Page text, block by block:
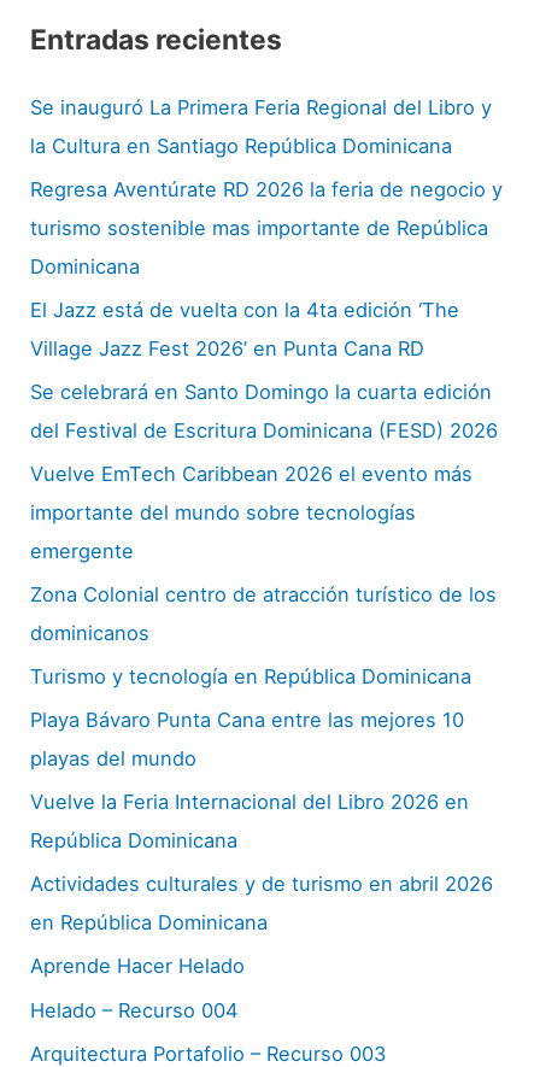
Entradas recientes
Se inauguró La Primera Feria Regional del Libro y
la Cultura en Santiago República Dominicana
Regresa Aventúrate RD 2026 la feria de negocio y
turismo sostenible mas importante de República
Dominicana
El Jazz está de vuelta con la 4ta edición ‘The
Village Jazz Fest 2026’ en Punta Cana RD
Se celebrará en Santo Domingo la cuarta edición
del Festival de Escritura Dominicana (FESD) 2026
Vuelve EmTech Caribbean 2026 el evento más
importante del mundo sobre tecnologías
emergente
Zona Colonial centro de atracción turístico de los
dominicanos
Turismo y tecnología en República Dominicana
Playa Bávaro Punta Cana entre las mejores 10
playas del mundo
Vuelve la Feria Internacional del Libro 2026 en
República Dominicana
Actividades culturales y de turismo en abril 2026
en República Dominicana
Aprende Hacer Helado
Helado – Recurso 004
Arquitectura Portafolio – Recurso 003